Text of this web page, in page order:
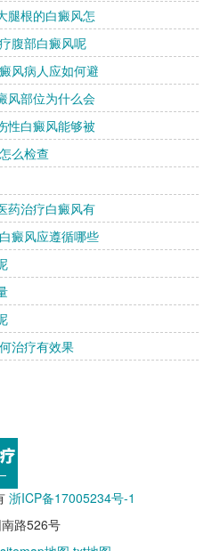
腿根的白癜风怎
腹部白癜风呢
风病人应如何避
风部位为什么会
性白癜风能够被
么检查
药治疗白癜风有
癜风应遵循哪些
治疗有效果
浙ICP备17005234号-1
路526号